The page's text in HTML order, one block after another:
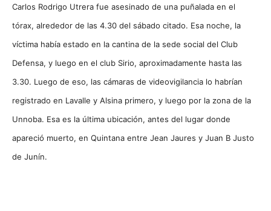
Carlos Rodrigo Utrera fue asesinado de una puñalada en el
tórax, alrededor de las 4.30 del sábado citado. Esa noche, la
víctima había estado en la cantina de la sede social del Club
Defensa, y luego en el club Sirio, aproximadamente hasta las
3.30. Luego de eso, las cámaras de videovigilancia lo habrían
registrado en Lavalle y Alsina primero, y luego por la zona de la
Unnoba. Esa es la última ubicación, antes del lugar donde
apareció muerto, en Quintana entre Jean Jaures y Juan B Justo
de Junín.